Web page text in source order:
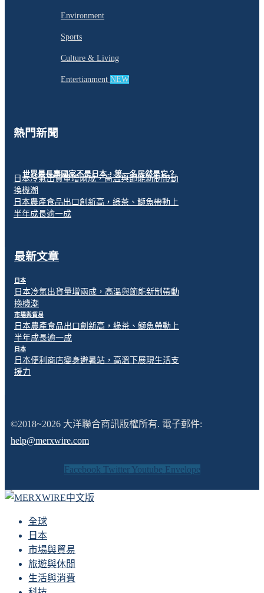
Environment
Sports
Culture & Living
Entertianment NEW
熱門新聞
世界最長壽國家不是日本，第一名居然是它？
日本冷氣出貨量增兩成，高溫與節能新制帶動
換機潮
日本農產食品出口創新高，綠茶、鰤魚帶動上
半年成長逾一成
最新文章
日本
日本冷氣出貨量增兩成，高溫與節能新制帶動
換機潮
市場與貿易
日本農產食品出口創新高，綠茶、鰤魚帶動上
半年成長逾一成
日本
日本便利商店變身避暑站，高溫下展現生活支
援力
©2018~2026 大洋聯合商訊版權所有. 電子郵件:
help@merxwire.com
Facebook Twitter Youtube Envelope
全球
日本
市場與貿易
旅遊與休閒
生活與消費